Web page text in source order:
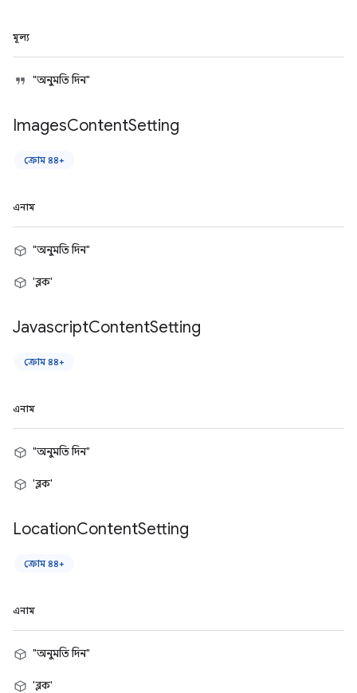
মূল্য
"অনুমতি দিন"
ImagesContentSetting
ক্রোম ৪৪+
এনাম
"অনুমতি দিন"
'ব্লক'
JavascriptContentSetting
ক্রোম ৪৪+
এনাম
"অনুমতি দিন"
'ব্লক'
LocationContentSetting
ক্রোম ৪৪+
এনাম
"অনুমতি দিন"
'ব্লক'